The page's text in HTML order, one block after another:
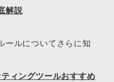
解説
ールに​ついてさらに​知
ィングツールおすすめ